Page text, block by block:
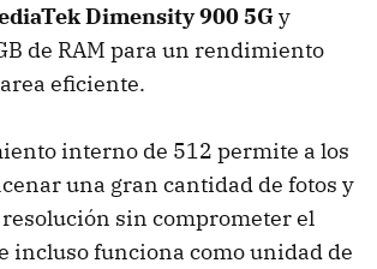
Dimensity 900 5Gy
de RAM para un rendimiento
eficiente.
interno de 512 permite a los
una gran cantidad de fotos y
sin comprometer el
incluso funciona como unidad de